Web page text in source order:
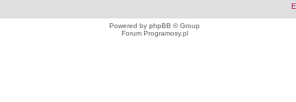
Powered by phpBB © Group
Forum Programosy.pl